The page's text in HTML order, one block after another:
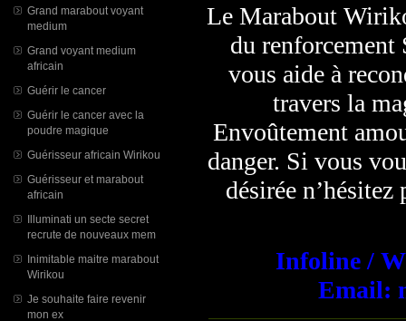
Grand marabout voyant
medium
Grand voyant medium
africain
Guérir le cancer
Guérir le cancer avec la
poudre magique
Guérisseur africain Wirikou
Guérisseur et marabout
africain
Illuminati un secte secret
recrute de nouveaux mem
Inimitable maitre marabout
Wirikou
Je souhaite faire revenir
mon ex
Le Marabout
du renforcement
vous aide à
travers la
Envoûtement
danger. Si vous
désirée
Infoline /
Email: